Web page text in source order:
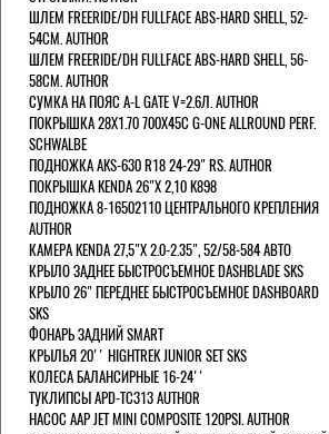
ШЛЕМ FREERIDE/DH FULLFACE ABS-HARD SHELL, 52-
54СМ. AUTHOR
ШЛЕМ FREERIDE/DH FULLFACE ABS-HARD SHELL, 56-
58СМ. AUTHOR
СУМКА НА ПОЯС A-L GATE V=2.6Л. AUTHOR
ПОКРЫШКА 28X1.70 700X45C G-ONE ALLROUND PERF.
SCHWALBE
ПОДНОЖКА AKS-630 R18 24-29" RS. AUTHOR
ПОКРЫШКА KENDA 26"Х 2,10 K898
ПОДНОЖКА 8-16502110 ЦЕНТРАЛЬНОГО КРЕПЛЕНИЯ
AUTHOR
КАМЕРА KENDA 27,5"Х 2.0-2.35", 52/58-584 АВТО
КРЫЛО ЗАДНЕЕ БЫСТРОСЪЕМНОЕ DASHBLADE SKS
КРЫЛО 26" ПЕРЕДНЕЕ БЫСТРОСЪЕМНОЕ DASHBOARD
SKS
ФОНАРЬ ЗАДНИЙ SMART
КРЫЛЬЯ 20'' HIGHTREK JUNIOR SET SKS
КОЛЕСА БАЛАНСИРНЫЕ 16-24''
ТУКЛИПСЫ APD-TC313 AUTHOR
НАСОС AAP JET MINI COMPOSITE 120PSI. AUTHOR